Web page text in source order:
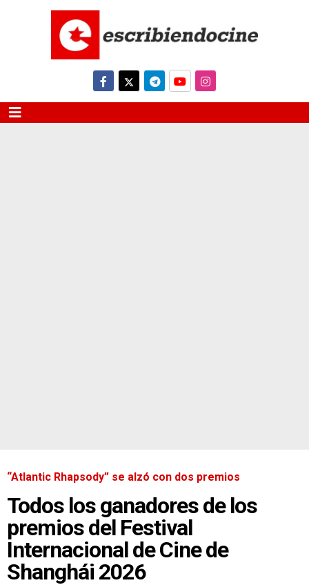
“Atlantic Rhapsody” se alzó con dos premios
Todos los ganadores de los
premios del Festival
Internacional de Cine de
Shanghái 2026